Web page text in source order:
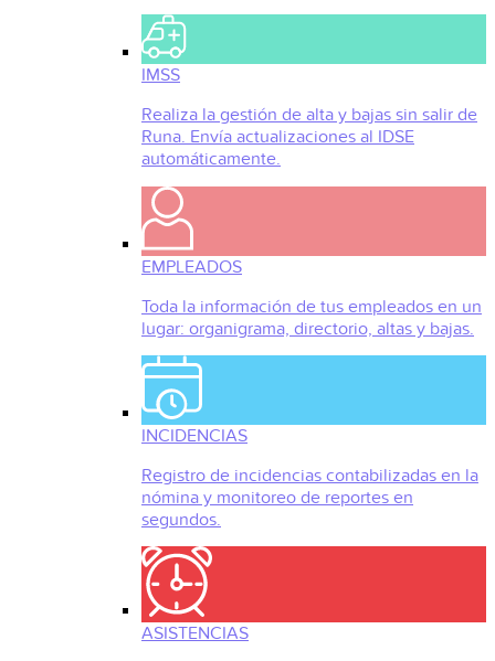
IMSS
Realiza la gestión de alta y bajas sin salir de
Runa. Envía actualizaciones al IDSE
automáticamente.
EMPLEADOS
Toda la información de tus empleados en un
lugar: organigrama, directorio, altas y bajas.
INCIDENCIAS
Registro de incidencias contabilizadas en la
nómina y monitoreo de reportes en
segundos.
ASISTENCIAS